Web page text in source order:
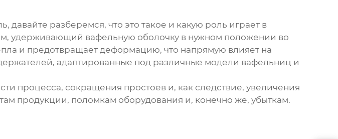
, давайте разберемся, что это такое и какую роль играет в
удерживающий вафельную оболочку в нужном положении во
и предотвращает деформацию, что напрямую влияет на
адаптированные под различные модели вафельниц и
процесса, сокращения простоев и, как следствие, увеличения
продукции, поломкам оборудования и, конечно же, убыткам.